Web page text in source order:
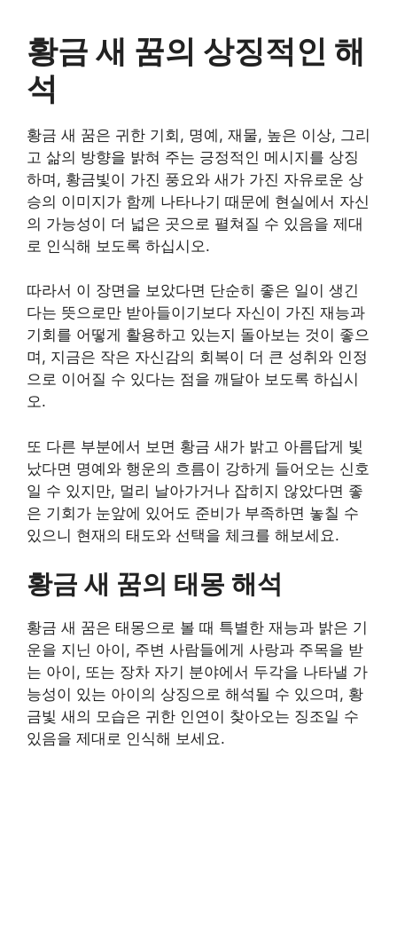
황금 새 꿈의 상징적인 해
석
황금 새 꿈은 귀한 기회, 명예, 재물, 높은 이상, 그리
고 삶의 방향을 밝혀 주는 긍정적인 메시지를 상징
하며, 황금빛이 가진 풍요와 새가 가진 자유로운 상
승의 이미지가 함께 나타나기 때문에 현실에서 자신
의 가능성이 더 넓은 곳으로 펼쳐질 수 있음을 제대
로 인식해 보도록 하십시오.
따라서 이 장면을 보았다면 단순히 좋은 일이 생긴
다는 뜻으로만 받아들이기보다 자신이 가진 재능과
기회를 어떻게 활용하고 있는지 돌아보는 것이 좋으
며, 지금은 작은 자신감의 회복이 더 큰 성취와 인정
으로 이어질 수 있다는 점을 깨달아 보도록 하십시
오.
또 다른 부분에서 보면 황금 새가 밝고 아름답게 빛
났다면 명예와 행운의 흐름이 강하게 들어오는 신호
일 수 있지만, 멀리 날아가거나 잡히지 않았다면 좋
은 기회가 눈앞에 있어도 준비가 부족하면 놓칠 수
있으니 현재의 태도와 선택을 체크를 해보세요.
황금 새 꿈의 태몽 해석
황금 새 꿈은 태몽으로 볼 때 특별한 재능과 밝은 기
운을 지닌 아이, 주변 사람들에게 사랑과 주목을 받
는 아이, 또는 장차 자기 분야에서 두각을 나타낼 가
능성이 있는 아이의 상징으로 해석될 수 있으며, 황
금빛 새의 모습은 귀한 인연이 찾아오는 징조일 수
있음을 제대로 인식해 보세요.